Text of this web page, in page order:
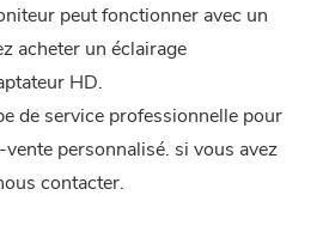
peut fonctionner avec un
acheter un éclairage
HD.
de service professionnelle pour
personnalisé. si vous avez
contacter.